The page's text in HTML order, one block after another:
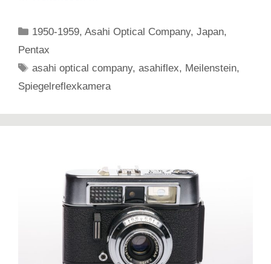
Kategorien
1950-1959,Asahi Optical Company,Japan,
Pentax
Schlagwörter
asahi optical company,asahiflex, Meilenstein,
Spiegelreflexkamera